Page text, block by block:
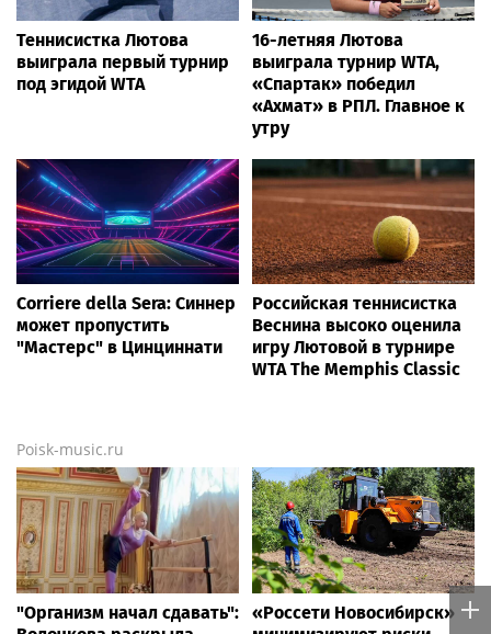
Теннисистка Лютова
выиграла первый турнир
под эгидой WTA
16-летняя Лютова
выиграла турнир WTA,
«Спартак» победил
«Ахмат» в РПЛ. Главное к
утру
Corriere della Sera: Синнер
может пропустить
"Мастерс" в Цинциннати
Российская теннисистка
Веснина высоко оценила
игру Лютовой в турнире
WTA The Memphis Classic
Poisk-music.ru
"Организм начал сдавать":
«Россети Новосибирск»